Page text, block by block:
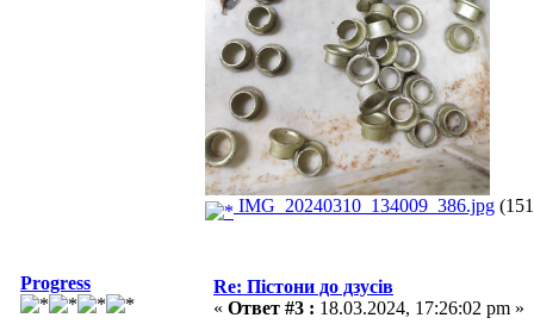
IMG_20240310_134009_386.jpg
Progress
Re: Пістони до дзусів
« Ответ #3 : 18.03.2024, 17:26:02 pm »